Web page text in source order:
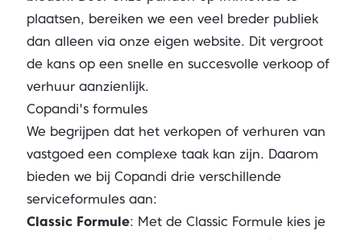
plaatsen, bereiken we een veel breder publiek
dan alleen via onze eigen website. Dit vergroot
de kans op een snelle en succesvolle verkoop of
verhuur aanzienlijk.
Copandi's formules
We begrijpen dat het verkopen of verhuren van
vastgoed een complexe taak kan zijn. Daarom
bieden we bij Copandi drie verschillende
serviceformules aan:
Classic Formule: Met de Classic Formule kies je